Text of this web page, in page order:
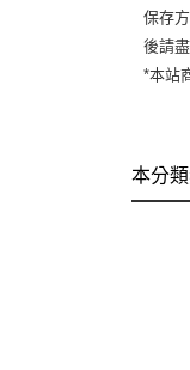
保存
後請
*本站
本分